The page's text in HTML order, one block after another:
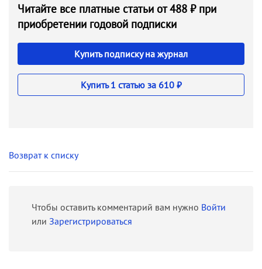
Читайте все платные статьи от 488 ₽ при
приобретении годовой подписки
Купить подписку на журнал
Купить 1 статью за 610 ₽
Возврат к списку
Чтобы оставить комментарий вам нужно Войти
или Зарегистрироваться